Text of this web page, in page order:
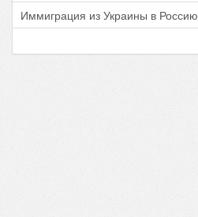
Иммиграция из Украины в Россию